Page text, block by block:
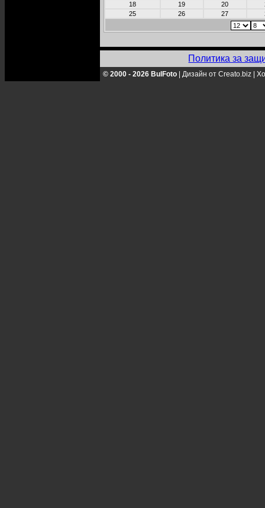
18
19 20
25
26 27
Политика за
© 2000 - 2026 BulFoto Дизайн от Creato.biz